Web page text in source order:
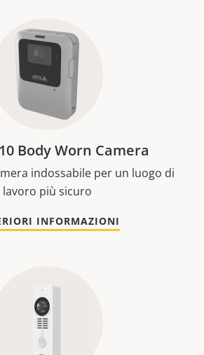
Body Worn Camera
indossabile per un luogo di
lavoro più sicuro
INFORMAZIONI